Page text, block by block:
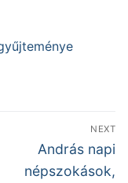
NEXT
Next
post:
András napi
népszokások,